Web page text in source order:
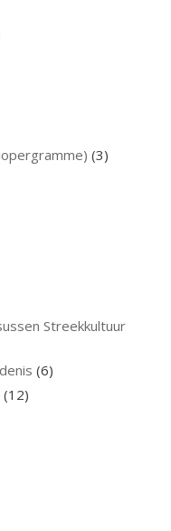
(3)
Streekkultuur
(6)
(12)